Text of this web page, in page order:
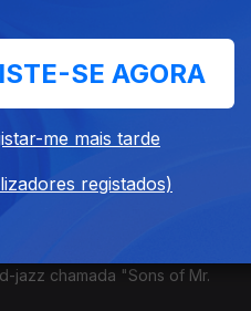
Achava que era menos?
jazz chamada "Sons of Mr.
SE AGORA
me mais tarde
registados)